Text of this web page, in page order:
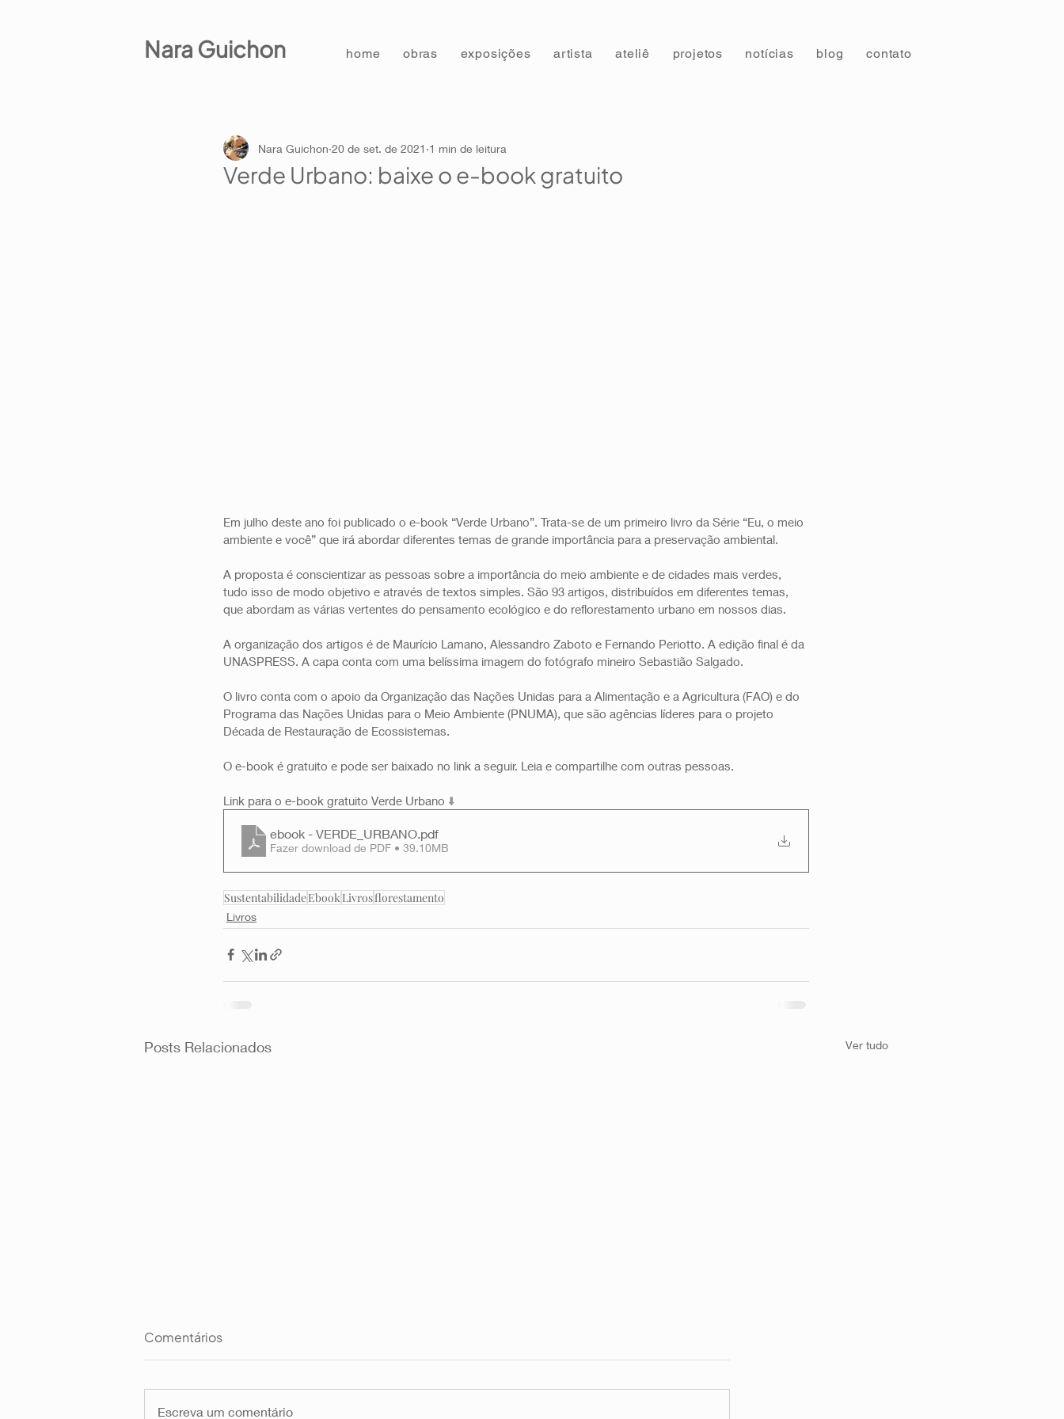
Nara Guichon home obras exposições artista ateliê projetos notícias blog contato
Verde Urbano: baixe o e-book gratuito
Nara Guichon 20 de set. de 2021 1 min de leitura
Em julho deste ano foi publicado o e-book “Verde Urbano”. Trata-se de um primeiro livro da Série “Eu, o meio
ambiente e você” que irá abordar diferentes temas de grande importância para a preservação ambiental.
A proposta é conscientizar as pessoas sobre a importância do meio ambiente e de cidades mais verdes,
tudo isso de modo objetivo e através de textos simples. São 93 artigos, distribuídos em diferentes temas,
que abordam as várias vertentes do pensamento ecológico e do reflorestamento urbano em nossos dias.
A organização dos artigos é de Maurício Lamano, Alessandro Zaboto e Fernando Periotto. A edição final é da
UNASPRESS. A capa conta com uma belíssima imagem do fotógrafo mineiro Sebastião Salgado.
O livro conta com o apoio da Organização das Nações Unidas para a Alimentação e a Agricultura (FAO) e do
Programa das Nações Unidas para o Meio Ambiente (PNUMA), que são agências líderes para o projeto
Década de Restauração de Ecossistemas.
O e-book é gratuito e pode ser baixado no link a seguir. Leia e compartilhe com outras pessoas.
Link para o e-book gratuito Verde Urbano ⬇️
ebook - VERDE_URBANO.pdf
Fazer download de PDF • 39.10MB
SustentabilidadeEbookLivrosflorestamento
Livros
Posts Relacionados Ver tudo
Comentários
Escreva um comentário